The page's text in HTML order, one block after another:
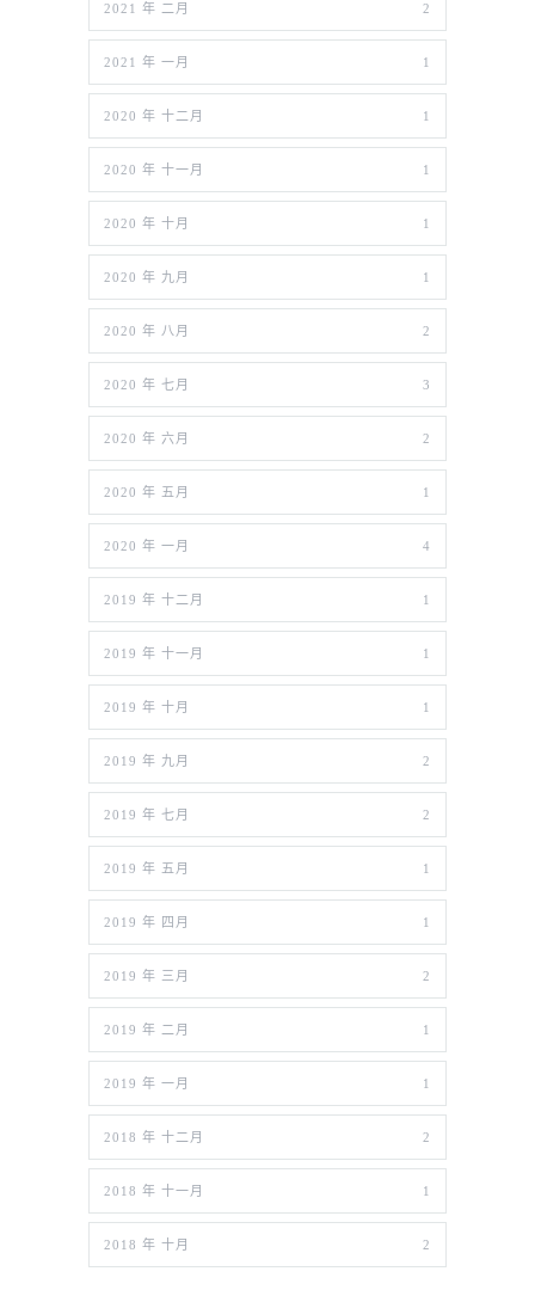
2021 年 二月 2
2021 年 一月 1
2020 年 十二月 1
2020 年 十一月 1
2020 年 十月 1
2020 年 九月 1
2020 年 八月 2
2020 年 七月 3
2020 年 六月 2
2020 年 五月 1
2020 年 一月 4
2019 年 十二月 1
2019 年 十一月 1
2019 年 十月 1
2019 年 九月 2
2019 年 七月 2
2019 年 五月 1
2019 年 四月 1
2019 年 三月 2
2019 年 二月 1
2019 年 一月 1
2018 年 十二月 2
2018 年 十一月 1
2018 年 十月 2